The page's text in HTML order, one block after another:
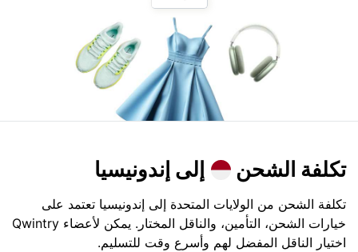
تكلفة الشحن إلى إندونيسيا
تكلفة الشحن من الولايات المتحدة إلى إندونيسيا تعتمد على
خيارات الشحن، التأمين، والناقل المختار. يمكن لأعضاء Qwintry
اختيار الناقل المفضل لهم وأسرع وقت للتسليم.